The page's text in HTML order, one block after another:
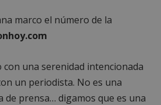
marco el número de la
una serenidad intencionada
un periodista. No es una
de prensa… digamos que es una